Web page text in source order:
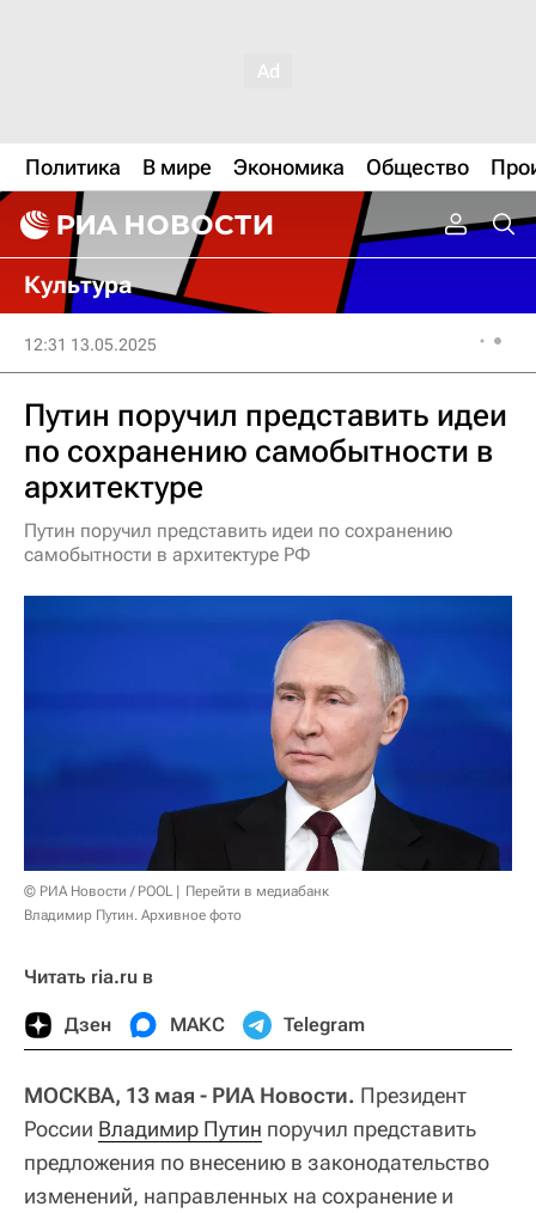
Политика В мире Экономика Общество
Культура
12:31 13.05.2025
Путин поручил представить идеи
по сохранению самобытности в
архитектуре
Путин поручил представить идеи по сохранению
самобытности в архитектуре РФ
© РИА Новости / POOL
Перейти в медиабанк
Владимир Путин. Архивное фото
Читать ria.ru в
Дзен МАКС Telegram
МОСКВА, 13 мая - РИА Новости. Президент
России Владимир Путин поручил представить
предложения по внесению в законодательство
изменений, направленных на сохранение и